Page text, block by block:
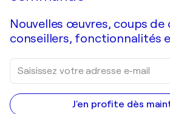
Nouvelles œuvres, coups
conseillers, fonctionnalités
J'en profite dès